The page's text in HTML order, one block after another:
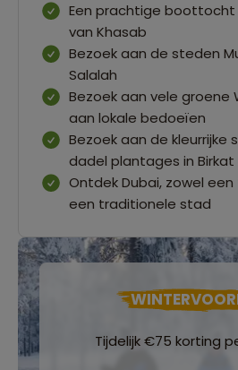
Een prachtige
van Khasab
Bezoek aan de steden
Salalah
Bezoek aan vele groene
aan lokale bedoeïen
Bezoek aan de kleurrijke
dadel plantages in Birkat
Ontdek Dubai, zowel
een traditionele stad
Tijdelijk €75 korting